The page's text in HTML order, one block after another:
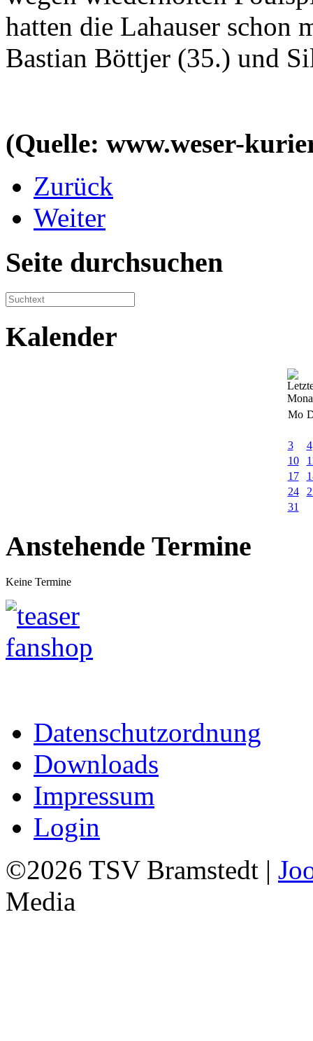
hatten die Lahauser schon
Bastian Böttjer (35.) und
(Quelle: www.weser-
Zurück
Weiter
Seite durchsuchen
Kalender
Mo
3
4
10
17
24
31
Anstehende Termine
Keine Termine
Datenschutzordnung
Downloads
Impressum
Login
©2026 TSV Bramstedt |
Media